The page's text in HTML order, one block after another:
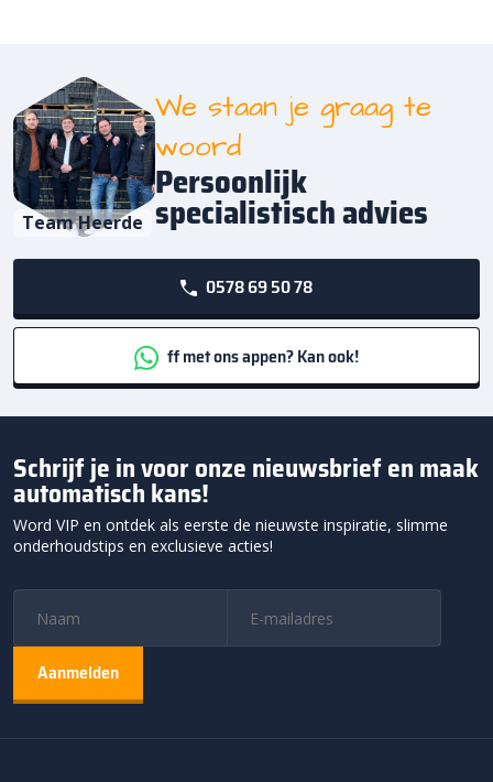
Team Heerde
We staan je graag te
woord
Persoonlijk
specialistisch advies
0578 69 50 78
ff met ons appen? Kan ook!
Schrijf je in voor onze nieuwsbrief en maak
automatisch kans!
Word VIP en ontdek als eerste de nieuwste inspiratie, slimme
onderhoudstips en exclusieve acties!